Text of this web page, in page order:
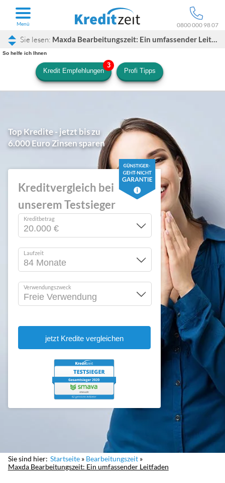
Menü 0800 000 98 07
Maxda Bearbeitungszeit: Ein umfassender Leitfaden
So helfe ich Ihnen
Kredit Empfehlungen Profi Tipps
Top Kredite - jetzt bis zu
6.000 Euro Zinsen sparen
Kreditvergleich bei
unserem Testsieger
Kreditbetrag
Laufzeit
Verwendungszweck
jetzt Kredite vergleichen
Sie sind hier: Startseite
Bearbeitungszeit
Maxda Bearbeitungszeit: Ein umfassender Leitfaden